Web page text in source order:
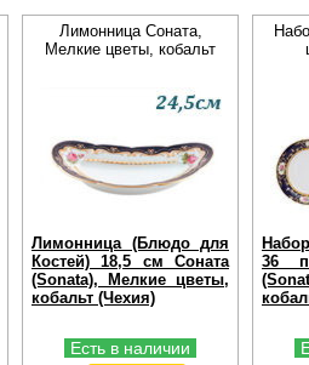
Лимонница Соната,
Мелкие цветы, кобальт
Лимонница (Блюдо для
Костей) 18,5 см Соната
(Sonata), Мелкие цветы,
кобальт (Чехия)
Есть в наличии
36